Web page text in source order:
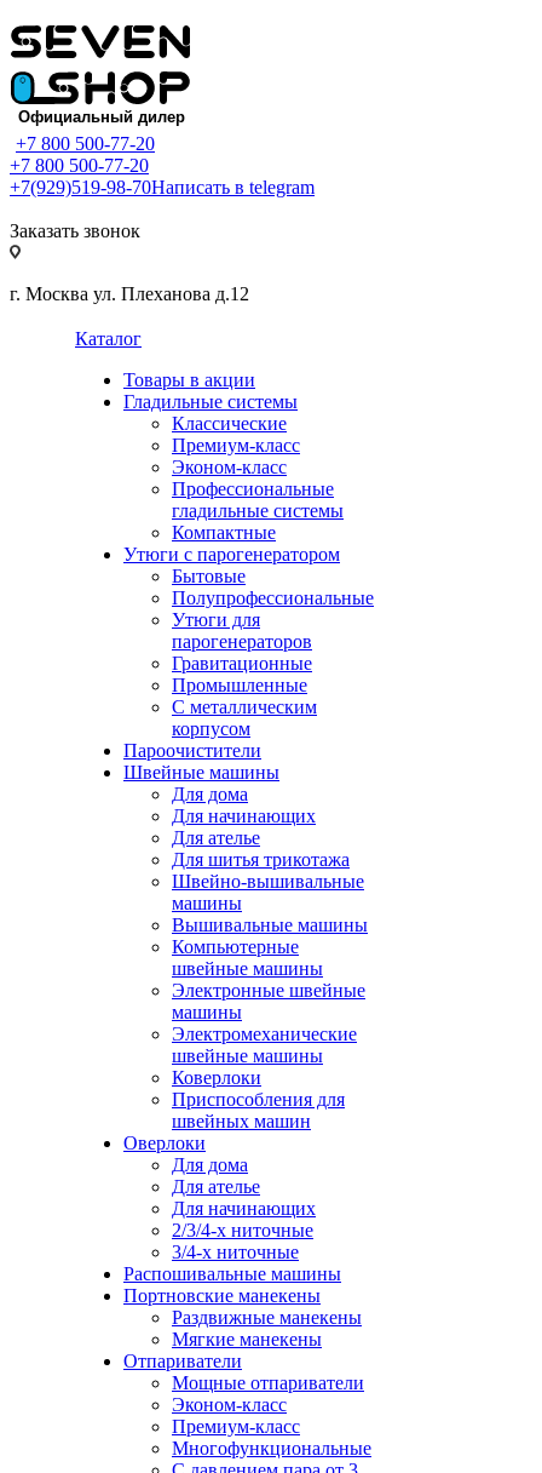
+7 800 500-77-20
+7 800 500-77-20
+7(929)519-98-70Написать в telegram
Заказать звонок
г. Москва ул. Плеханова д.12
Каталог
Товары в акции
Гладильные системы
Классические
Премиум-класс
Эконом-класс
Профессиональные
гладильные системы
Компактные
Утюги с парогенератором
Бытовые
Полупрофессиональные
Утюги для
парогенераторов
Гравитационные
Промышленные
С металлическим
корпусом
Пароочистители
Швейные машины
Для дома
Для начинающих
Для ателье
Для шитья трикотажа
Швейно-вышивальные
машины
Вышивальные машины
Компьютерные
швейные машины
Электронные швейные
машины
Электромеханические
швейные машины
Коверлоки
Приспособления для
швейных машин
Оверлоки
Для дома
Для ателье
Для начинающих
2/3/4-х ниточные
3/4-х ниточные
Распошивальные машины
Портновские манекены
Раздвижные манекены
Мягкие манекены
Отпариватели
Мощные отпариватели
Эконом-класс
Премиум-класс
Многофункциональные